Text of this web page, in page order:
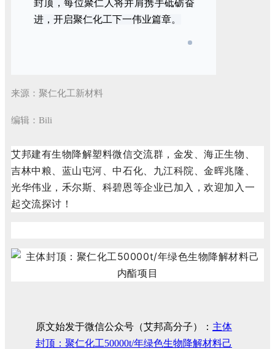
封顶，每位聚仁人将并肩携手砥砺奋
进，开启聚仁化工下一伟业篇章。
来源：聚仁化工新材料
编辑：Bili
艾邦建有生物降解塑料微信交流群，金发、海正生物、
吉林中粮、蓝山屯河、中石化、九江科院、金晖兆隆、
光华伟业，禾尔斯、科碧恩等企业已加入，欢迎加入一
起交流探讨！
原文始发于微信公众号（艾邦高分子）： 主体
封顶：聚仁化工50000t/年绿色生物降解材料己